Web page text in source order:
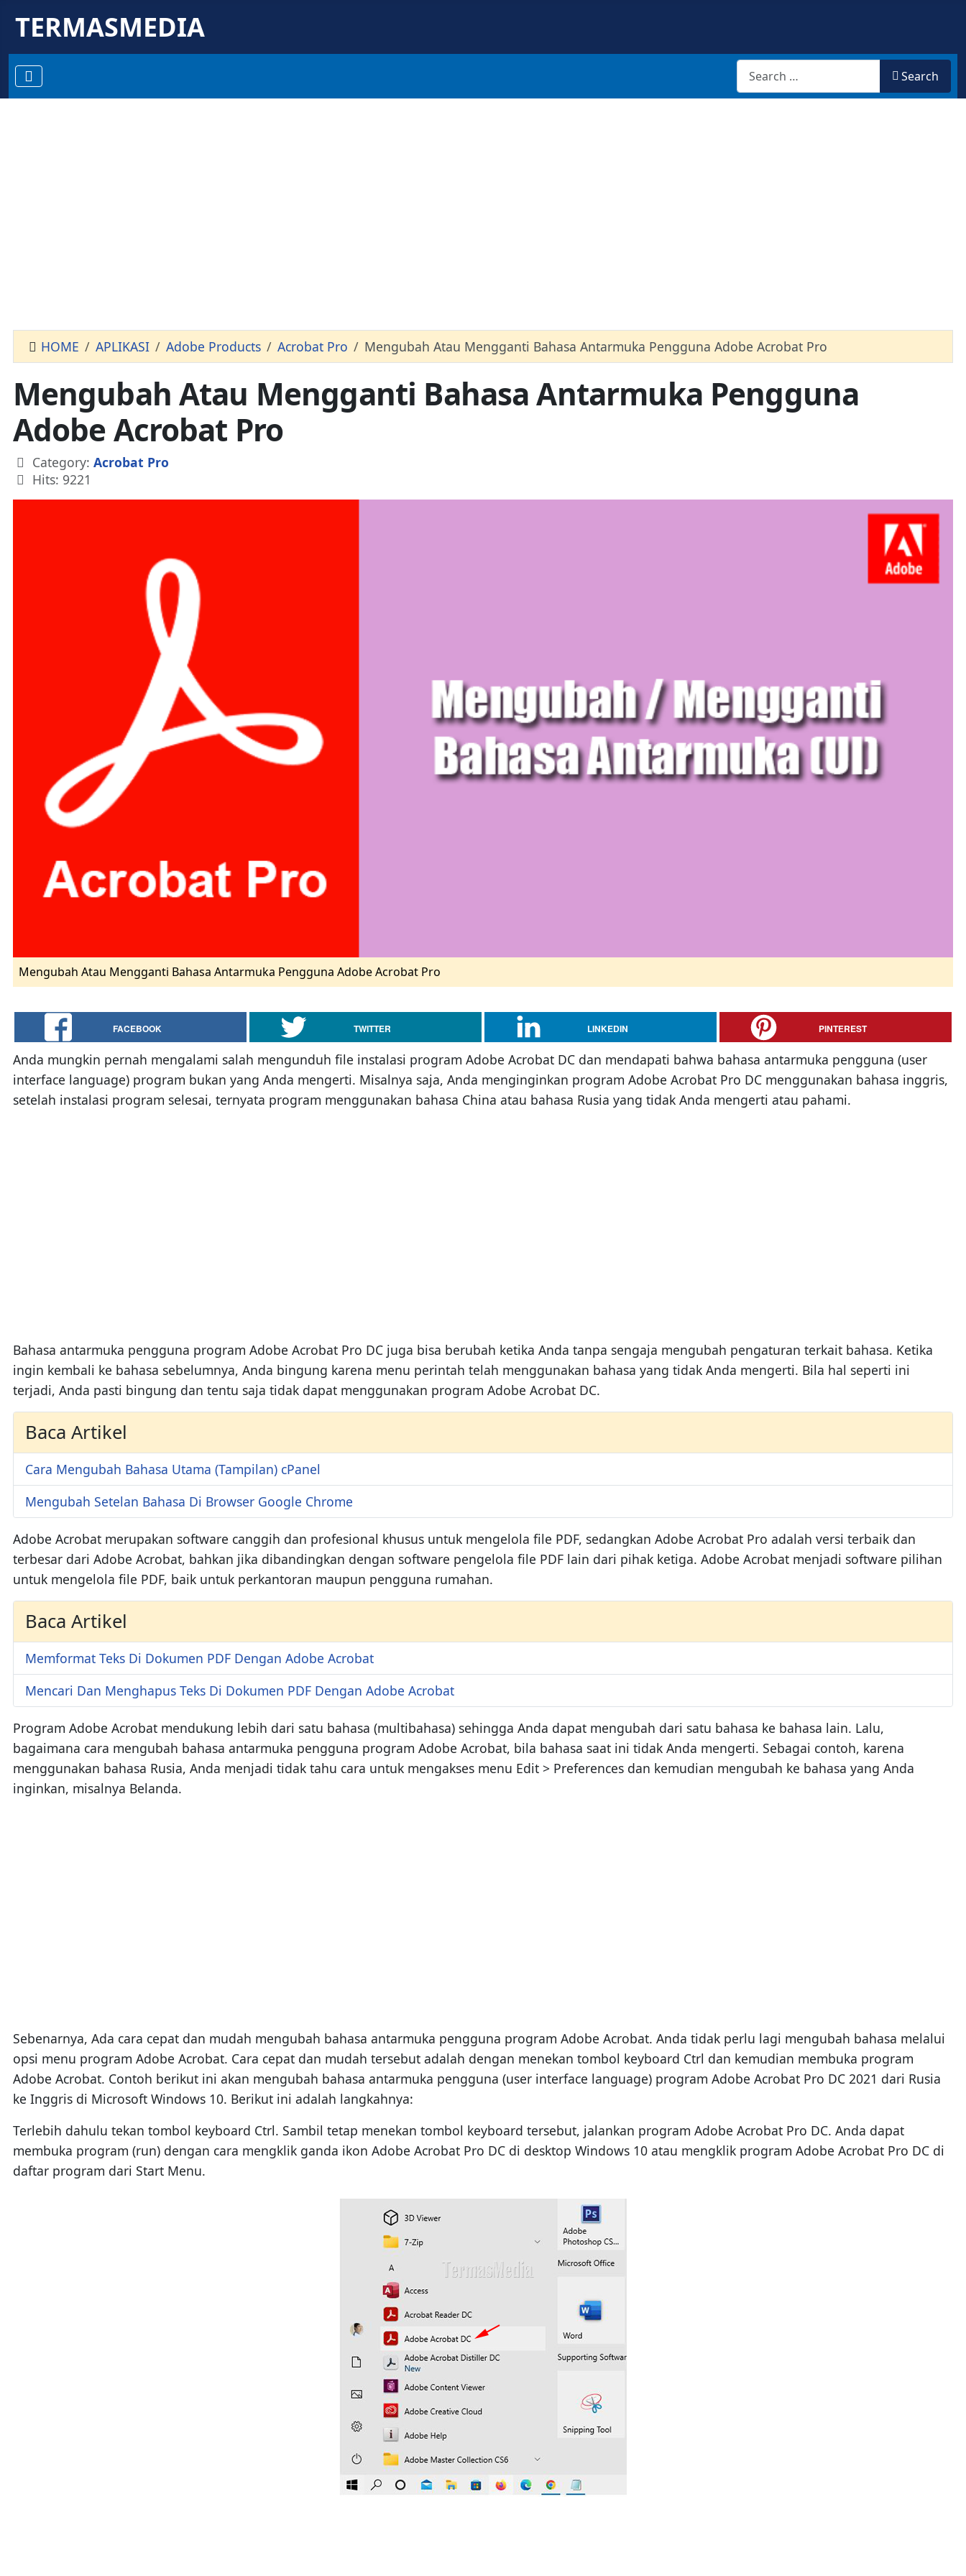
TERMASMEDIA
Search Search
HOME APLIKASI Adobe Products Acrobat Pro Mengubah Atau Mengganti Bahasa Antarmuka Pengguna Adobe Acrobat Pro
Mengubah Atau Mengganti Bahasa Antarmuka Pengguna
Adobe Acrobat Pro
Details
Category: Acrobat Pro
Hits: 9221
Mengubah Atau Mengganti Bahasa Antarmuka Pengguna Adobe Acrobat Pro
FACEBOOK TWITTER LINKEDIN PINTEREST
Anda mungkin pernah mengalami salah mengunduh file instalasi program Adobe Acrobat DC dan mendapati bahwa bahasa antarmuka pengguna (user
interface language) program bukan yang Anda mengerti. Misalnya saja, Anda menginginkan program Adobe Acrobat Pro DC menggunakan bahasa inggris,
setelah instalasi program selesai, ternyata program menggunakan bahasa China atau bahasa Rusia yang tidak Anda mengerti atau pahami.
Bahasa antarmuka pengguna program Adobe Acrobat Pro DC juga bisa berubah ketika Anda tanpa sengaja mengubah pengaturan terkait bahasa. Ketika
ingin kembali ke bahasa sebelumnya, Anda bingung karena menu perintah telah menggunakan bahasa yang tidak Anda mengerti. Bila hal seperti ini
terjadi, Anda pasti bingung dan tentu saja tidak dapat menggunakan program Adobe Acrobat DC.
Baca Artikel
Cara Mengubah Bahasa Utama (Tampilan) cPanel
Mengubah Setelan Bahasa Di Browser Google Chrome
Adobe Acrobat merupakan software canggih dan profesional khusus untuk mengelola file PDF, sedangkan Adobe Acrobat Pro adalah versi terbaik dan
terbesar dari Adobe Acrobat, bahkan jika dibandingkan dengan software pengelola file PDF lain dari pihak ketiga. Adobe Acrobat menjadi software pilihan
untuk mengelola file PDF, baik untuk perkantoran maupun pengguna rumahan.
Baca Artikel
Memformat Teks Di Dokumen PDF Dengan Adobe Acrobat
Mencari Dan Menghapus Teks Di Dokumen PDF Dengan Adobe Acrobat
Program Adobe Acrobat mendukung lebih dari satu bahasa (multibahasa) sehingga Anda dapat mengubah dari satu bahasa ke bahasa lain. Lalu,
bagaimana cara mengubah bahasa antarmuka pengguna program Adobe Acrobat, bila bahasa saat ini tidak Anda mengerti. Sebagai contoh, karena
menggunakan bahasa Rusia, Anda menjadi tidak tahu cara untuk mengakses menu Edit > Preferences dan kemudian mengubah ke bahasa yang Anda
inginkan, misalnya Belanda.
Sebenarnya, Ada cara cepat dan mudah mengubah bahasa antarmuka pengguna program Adobe Acrobat. Anda tidak perlu lagi mengubah bahasa melalui
opsi menu program Adobe Acrobat. Cara cepat dan mudah tersebut adalah dengan menekan tombol keyboard Ctrl dan kemudian membuka program
Adobe Acrobat. Contoh berikut ini akan mengubah bahasa antarmuka pengguna (user interface language) program Adobe Acrobat Pro DC 2021 dari Rusia
ke Inggris di Microsoft Windows 10. Berikut ini adalah langkahnya:
Terlebih dahulu tekan tombol keyboard Ctrl. Sambil tetap menekan tombol keyboard tersebut, jalankan program Adobe Acrobat Pro DC. Anda dapat
membuka program (run) dengan cara mengklik ganda ikon Adobe Acrobat Pro DC di desktop Windows 10 atau mengklik program Adobe Acrobat Pro DC di
daftar program dari Start Menu.